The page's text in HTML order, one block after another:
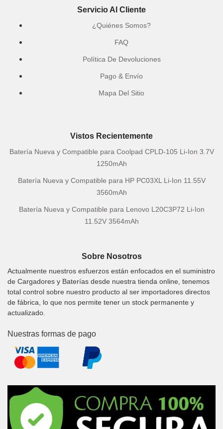
Servicio Al Cliente
¿Quiénes Somos?
FAQ
Política De Devoluciones
Pago & Envío
Mapa Del Sitio
Vistos Recientemente
Batería Nueva y Compatible para Coolpad CPLD-105 Li-Ion 3.7V
1250mAh
Batería Nueva y Compatible para HP PC03XL Li-Ion 11.55V
3560mAh
Batería Nueva y Compatible para Lenovo L20C3P72 Li-Ion
11.52V 3564mAh
Sobre Nosotros
Actualmente nuestros esfuerzos están enfocados en el suministro
de Cargadores y Baterías desde nuestra tienda online, tenemos
total control sobre nuestro producto al ser importadores directos
de fábrica, lo que nos permite tener un stock permanente y
actualizado.
Nuestras formas de pago